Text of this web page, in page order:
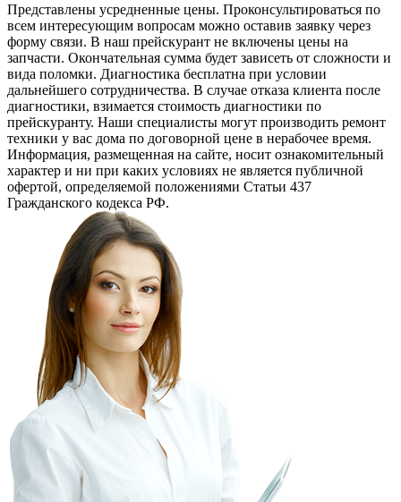
Представлены усредненные цены. Проконсультироваться по
всем интересующим вопросам можно оставив заявку через
форму связи. В наш прейскурант не включены цены на
запчасти. Окончательная сумма будет зависеть от сложности и
вида поломки. Диагностика бесплатна при условии
дальнейшего сотрудничества. В случае отказа клиента после
диагностики, взимается стоимость диагностики по
прейскуранту. Наши специалисты могут производить ремонт
техники у вас дома по договорной цене в нерабочее время.
Информация, размещенная на сайте, носит ознакомительный
характер и ни при каких условиях не является публичной
офертой, определяемой положениями Статьи 437
Гражданского кодекса РФ.